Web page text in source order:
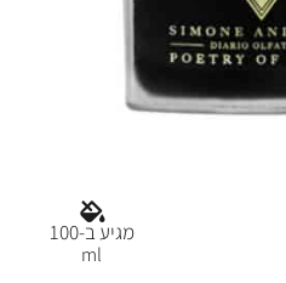
מגיע ב-100
ml